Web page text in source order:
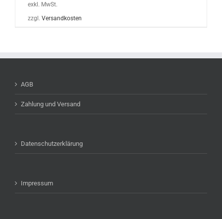
exkl. MwSt.
zzgl. Versandkosten
AGB
Zahlung und Versand
Datenschutzerklärung
Impressum